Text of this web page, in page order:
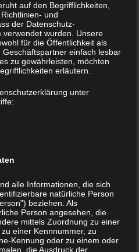
können z. B.
ich verdiene keine Liebe.
– erst sind die
auf den Begrifflichkeiten,
und
der Datenschutz-
wurden. Unsere
für die Öffentlichkeit als
einfach lesbar
zu gewährleisten, möchten
erläutern.
unter
alle Informationen, die sich
natürliche Person
beziehen. Als
Person angesehen, die
mittels Zuordnung zu einer
einer Kennnummer, zu
Kennung oder zu einem oder
die Ausdruck der